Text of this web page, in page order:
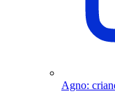
Agno: